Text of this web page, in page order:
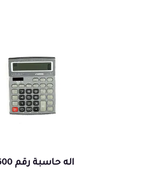
اله حاسبة رقم 9600